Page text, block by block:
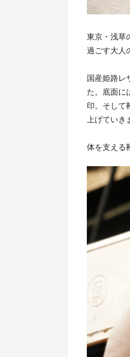
東京・浅草
過ごす大人
国産姫路レ
た。底面に
印。そして
上げていき
体を支える